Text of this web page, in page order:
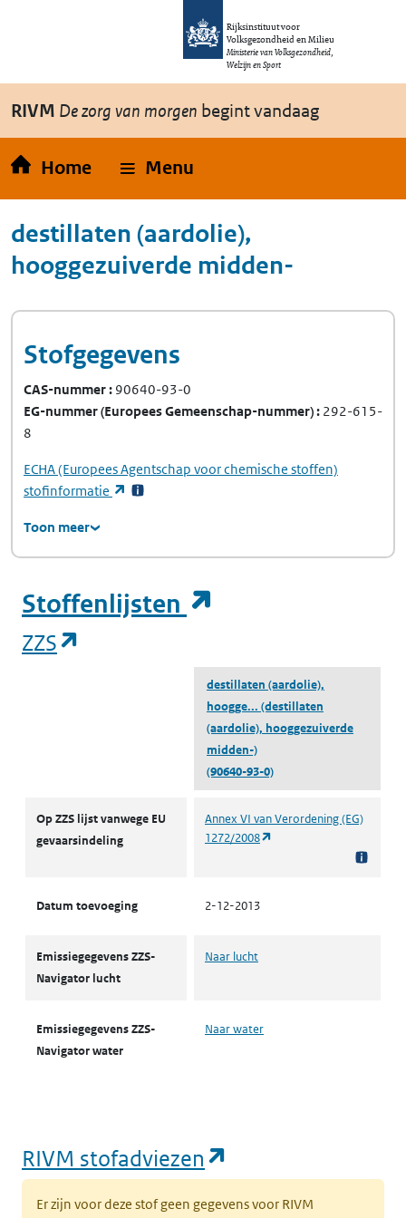
Overslaan en naar de inhoud gaan
Rijksinstituut voor
Volksgezondheid en Milieu
Ministerie van Volksgezondheid,
Welzijn en Sport
RIVM De zorg van morgen begint vandaag
Home Menu
destillaten (aardolie),
hooggezuiverde midden-
Stofgegevens
CAS-nummer 90640-93-0
EG-nummer(Europees Gemeenschap-nummer) 292-615-
8
ECHA(Europees Agentschap voor chemische stoffen)
stofinformatie
(opent in een nieuw tabblad)
Toon meer
Stoffenlijsten
ZZS
destillaten (aardolie),
hoogge... (destillaten
(aardolie), hooggezuiverde
midden-)
(90640-93-0)
Op ZZS lijst vanwege EU
gevaarsindeling
Annex VI van Verordening (EG)
1272/2008
Datum toevoeging 2-12-2013
Emissiegegevens ZZS-
Navigator lucht
Naar lucht
Emissiegegevens ZZS-
Navigator water
Naar water
RIVM stofadviezen
Er zijn voor deze stof geen gegevens voor RIVM